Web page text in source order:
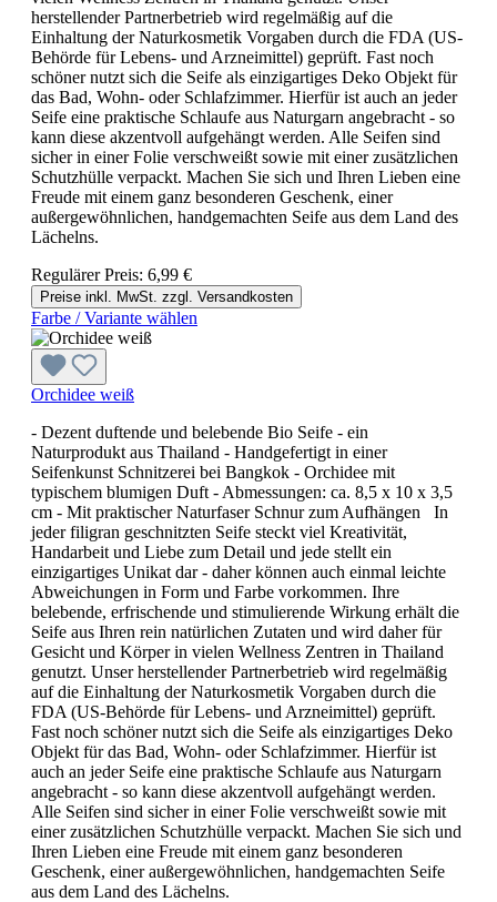
herstellender Partnerbetrieb wird regelmäßig auf die
Einhaltung der Naturkosmetik Vorgaben durch die FDA (US-
Behörde für Lebens- und Arzneimittel) geprüft. Fast noch
schöner nutzt sich die Seife als einzigartiges Deko Objekt für
das Bad, Wohn- oder Schlafzimmer. Hierfür ist auch an jeder
Seife eine praktische Schlaufe aus Naturgarn angebracht - so
kann diese akzentvoll aufgehängt werden. Alle Seifen sind
sicher in einer Folie verschweißt sowie mit einer zusätzlichen
Schutzhülle verpackt. Machen Sie sich und Ihren Lieben eine
Freude mit einem ganz besonderen Geschenk, einer
außergewöhnlichen, handgemachten Seife aus dem Land des
Lächelns.
Regulärer Preis: 6,99 €
Preise inkl. MwSt. zzgl. Versandkosten
Farbe / Variante wählen
Orchidee weiß
- Dezent duftende und belebende Bio Seife - ein
Naturprodukt aus Thailand - Handgefertigt in einer
Seifenkunst Schnitzerei bei Bangkok - Orchidee mit
typischem blumigen Duft - Abmessungen: ca. 8,5 x 10 x 3,5
cm - Mit praktischer Naturfaser Schnur zum Aufhängen In
jeder filigran geschnitzten Seife steckt viel Kreativität,
Handarbeit und Liebe zum Detail und jede stellt ein
einzigartiges Unikat dar - daher können auch einmal leichte
Abweichungen in Form und Farbe vorkommen. Ihre
belebende, erfrischende und stimulierende Wirkung erhält die
Seife aus Ihren rein natürlichen Zutaten und wird daher für
Gesicht und Körper in vielen Wellness Zentren in Thailand
genutzt. Unser herstellender Partnerbetrieb wird regelmäßig
auf die Einhaltung der Naturkosmetik Vorgaben durch die
FDA (US-Behörde für Lebens- und Arzneimittel) geprüft.
Fast noch schöner nutzt sich die Seife als einzigartiges Deko
Objekt für das Bad, Wohn- oder Schlafzimmer. Hierfür ist
auch an jeder Seife eine praktische Schlaufe aus Naturgarn
angebracht - so kann diese akzentvoll aufgehängt werden.
Alle Seifen sind sicher in einer Folie verschweißt sowie mit
einer zusätzlichen Schutzhülle verpackt. Machen Sie sich und
Ihren Lieben eine Freude mit einem ganz besonderen
Geschenk, einer außergewöhnlichen, handgemachten Seife
aus dem Land des Lächelns.